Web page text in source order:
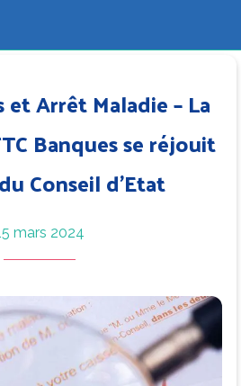
et Arrêt Maladie – La
Banques se réjouit
Conseil d’Etat
mars 2024